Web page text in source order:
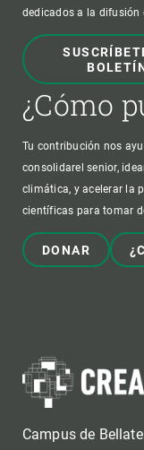
dedicados a la difusión
¿Cómo
Tu contribución nos
consolidarel senior,
climática, y acelerar la
científicas para tomar
DONAR
Campus de